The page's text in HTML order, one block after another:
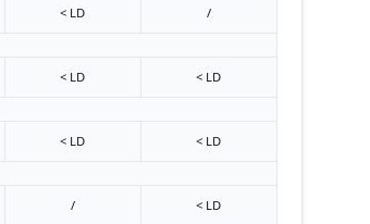
< LD
/
< LD
< LD
< LD < LD
/
< LD